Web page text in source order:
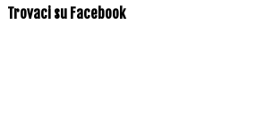
Trovaci su Facebook